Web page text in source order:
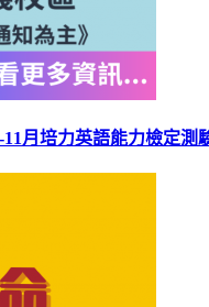
11月培力英語能力檢定測